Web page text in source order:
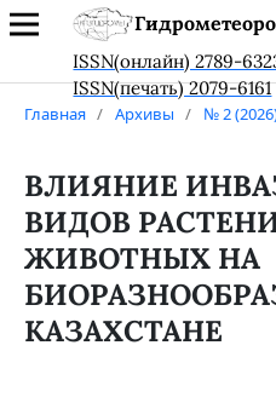
ISSN(онлайн) 2789-
ISSN(печать) 2079-6161
Главная / Архивы / № 2
ВЛИЯНИЕ
ВИДОВ
ЖИВОТНЫХ НА
КАЗАХСТАНЕ